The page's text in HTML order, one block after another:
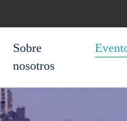
Sobre
nosotros